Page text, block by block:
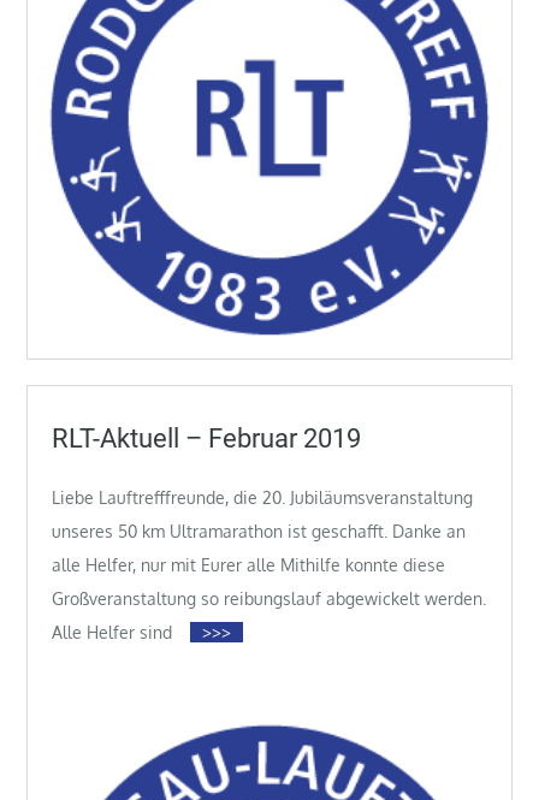
RLT-Aktuell – Februar 2019
Liebe Lauftrefffreunde, die 20. Jubiläumsveranstaltung
unseres 50 km Ultramarathon ist geschafft. Danke an
alle Helfer, nur mit Eurer alle Mithilfe konnte diese
Großveranstaltung so reibungslauf abgewickelt werden.
Alle Helfer sind
>>>